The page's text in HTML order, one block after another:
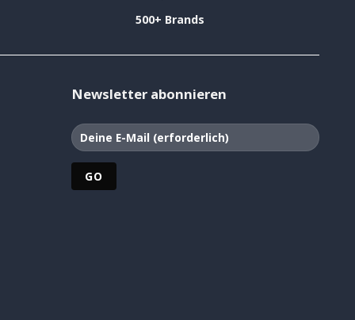
500+ Brands
Newsletter abonnieren